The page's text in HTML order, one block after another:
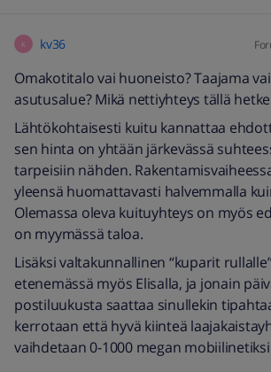
K kv36
Omakotitalo vai huoneisto? Taajama
asutusalue? Mikä nettiyhteys tällä
Lähtökohtaisesti kuitu kannattaa
sen hinta on yhtään järkevässä
tarpeisiin nähden.
yleensä huomattavasti halvemmalla
Olemassa oleva kuituyhteys on myös
on myymässä taloa.
Lisäksi valtakunnallinen “kuparit
etenemässä myös Elisalla, ja jonain
postiluukusta saattaa sinullekin
kerrotaan että hyvä kiinteä
vaihdetaan 0-1000 megan